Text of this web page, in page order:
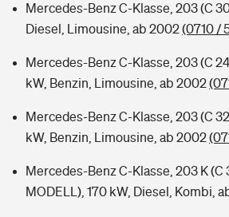
Mercedes-Benz C-Klasse, 203 (C
Diesel, Limousine, ab 2002(0710 /
Mercedes-Benz C-Klasse, 203 (C
kW, Benzin, Limousine, ab 2002
Mercedes-Benz C-Klasse, 203 (C
kW, Benzin, Limousine, ab 2002
Mercedes-Benz C-Klasse, 203 K (C
MODELL), 170 kW, Diesel, Kombi,